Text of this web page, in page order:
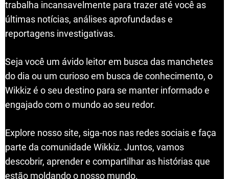
trabalha incansavelmente para trazer até você as
últimas notícias, análises aprofundadas e
reportagens investigativas.
Seja você um ávido leitor em busca das manchetes
do dia ou um curioso em busca de conhecimento, o
Wikkiz é o seu destino para se manter informado e
engajado com o mundo ao seu redor.
Explore nosso site, siga-nos nas redes sociais e faça
parte da comunidade Wikkiz. Juntos, vamos
descobrir, aprender e compartilhar as histórias que
estão moldando o nosso mundo.